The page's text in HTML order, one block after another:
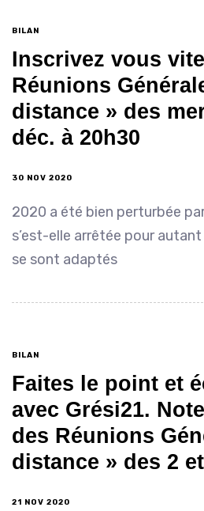
BILAN
Inscrivez vous
Réunions
distance » des
déc. à 20h30
30 NOV 2020
2020 a été bien perturbée
s’est-elle arrêtée pour
se sont adaptés
BILAN
Faites le point et
avec Grési21.
des Réunions
distance » des 2
21 NOV 2020